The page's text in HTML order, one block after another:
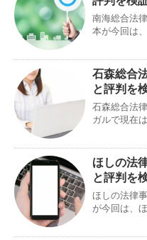
南海総合法
本が今回は
石森総合
と評判を
石森総合法
ガルで現在
ほしの法
と評判を
ほしの法律
が今回は、